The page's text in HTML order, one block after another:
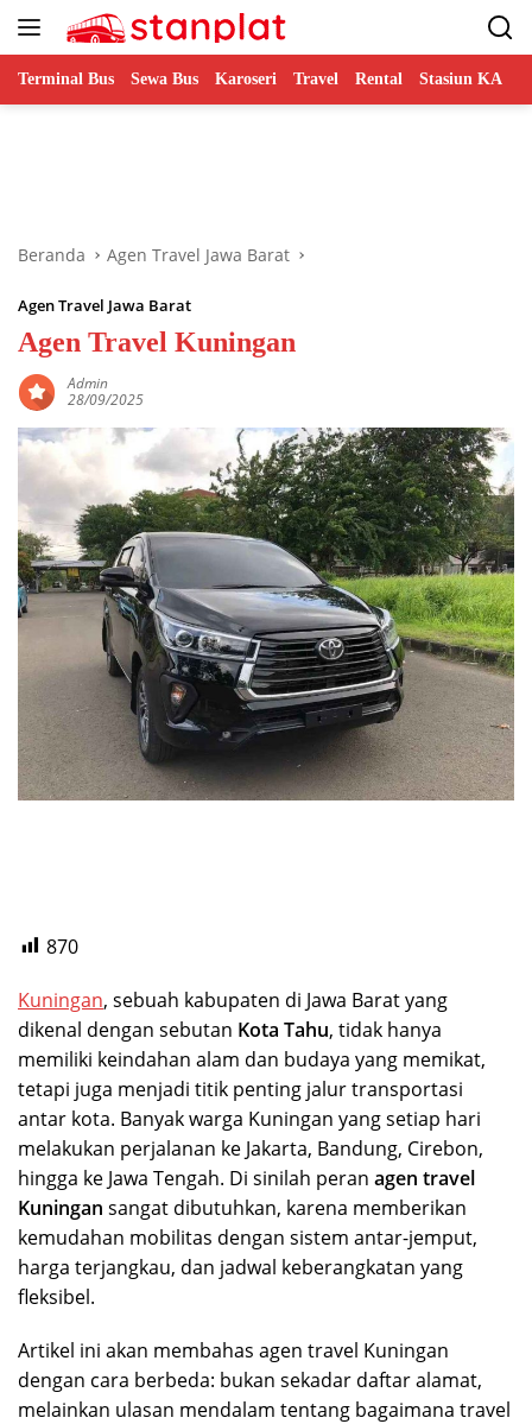
Terminal Bus Sewa Bus Karoseri Travel Rental Stasiun KA
Beranda Agen Travel Jawa Barat
Agen Travel Jawa Barat
Agen Travel Kuningan
Admin
28/09/2025
870
Kuningan, sebuah kabupaten di Jawa Barat yang
dikenal dengan sebutan Kota Tahu, tidak hanya
memiliki keindahan alam dan budaya yang memikat,
tetapi juga menjadi titik penting jalur transportasi
antar kota. Banyak warga Kuningan yang setiap hari
melakukan perjalanan ke Jakarta, Bandung, Cirebon,
hingga ke Jawa Tengah. Di sinilah peran agen travel
Kuningan sangat dibutuhkan, karena memberikan
kemudahan mobilitas dengan sistem antar-jemput,
harga terjangkau, dan jadwal keberangkatan yang
fleksibel.
Artikel ini akan membahas agen travel Kuningan
dengan cara berbeda: bukan sekadar daftar alamat,
melainkan ulasan mendalam tentang bagaimana travel